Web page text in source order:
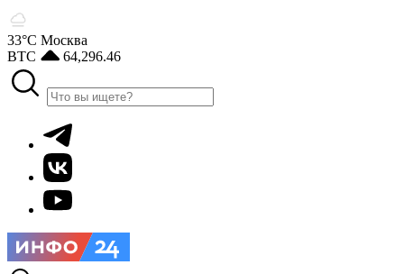
33°С Москва
BTC
64,296.46